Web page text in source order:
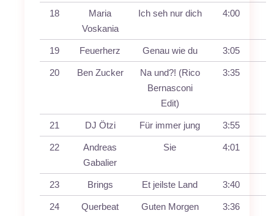
18
Maria
Voskania
Ich seh nur dich 4:00
19 Feuerherz Genau wie du 3:05
20 Ben Zucker
Na und?! (Rico
Bernasconi
Edit)
3:35
21 DJ Ötzi Für immer jung 3:55
22
Andreas
Gabalier
Sie 4:01
23 Brings Et jeilste Land 3:40
24 Querbeat
Guten Morgen
3:36